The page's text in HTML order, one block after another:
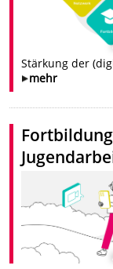
Stärkung der
mehr